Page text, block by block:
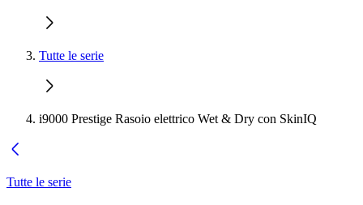
Tutte le serie
i9000 Prestige Rasoio elettrico Wet & Dry con SkinIQ
Tutte le serie